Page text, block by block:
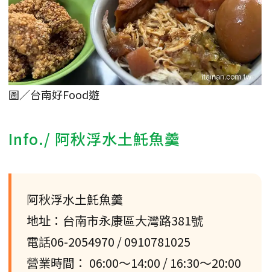
圖／台南好Food遊
Info./ 阿秋浮水土魠魚羹
阿秋浮水土魠魚羹
地址：台南市永康區大灣路381號
電話06-2054970 / 0910781025
營業時間： 06:00～14:00 / 16:30～20:00